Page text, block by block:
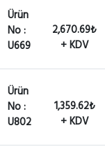
Ürün
No :
U669
2,670.69₺
+ KDV
Ürün
No :
U802
1,359.62₺
+ KDV